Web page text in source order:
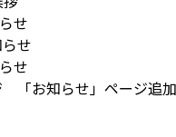
せ
らせ
せ
「お知らせ」ページ追